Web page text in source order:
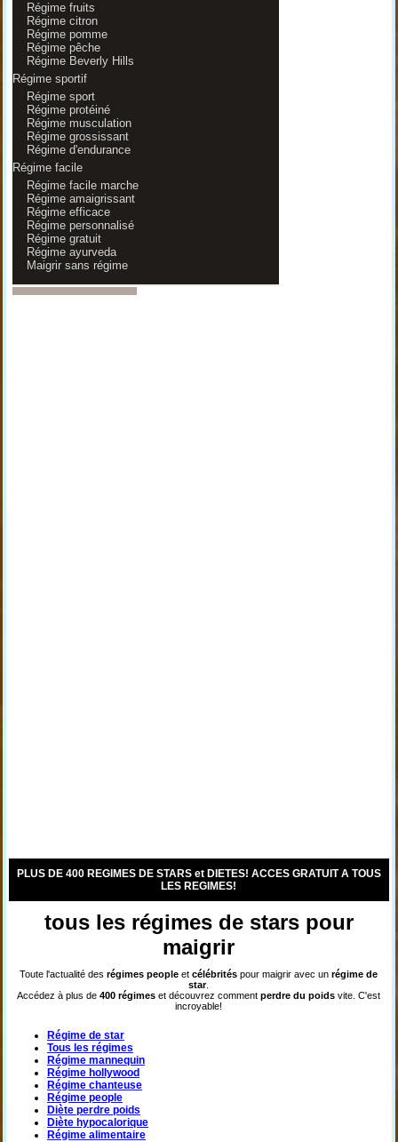
Régime fruits
Régime citron
Régime pomme
Régime pêche
Régime Beverly Hills
Régime sportif
Régime sport
Régime protéiné
Régime musculation
Régime grossissant
Régime d'endurance
Régime facile
Régime facile marche
Régime amaigrissant
Régime efficace
Régime personnalisé
Régime gratuit
Régime ayurveda
Maigrir sans régime
PLUS DE 400 REGIMES DE STARS et DIETES! ACCES GRATUIT A TOUS
LES REGIMES!
tous les régimes de stars pour
maigrir
Toute l'actualité desrégimespeopleetcélébrités pour maigrir avec unrégime de
star.
Accédez à plus de400 régimeset découvrez commentperdre du poidsvite. C'est
incroyable!
Régime de star
Tous les régimes
Régime mannequin
Régime hollywood
Régime chanteuse
Régime people
Diète perdre poids
Diète hypocalorique
Régime alimentaire